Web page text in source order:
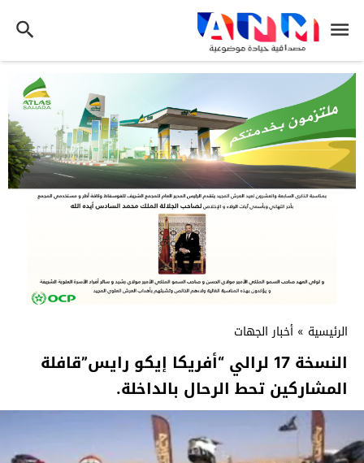
الرئيسية » أخبار الجهات
النسخة 17 لرالي “أفريكا إيكو رايس”قافلة
المشاركين تحط الرحال بالداخلة.